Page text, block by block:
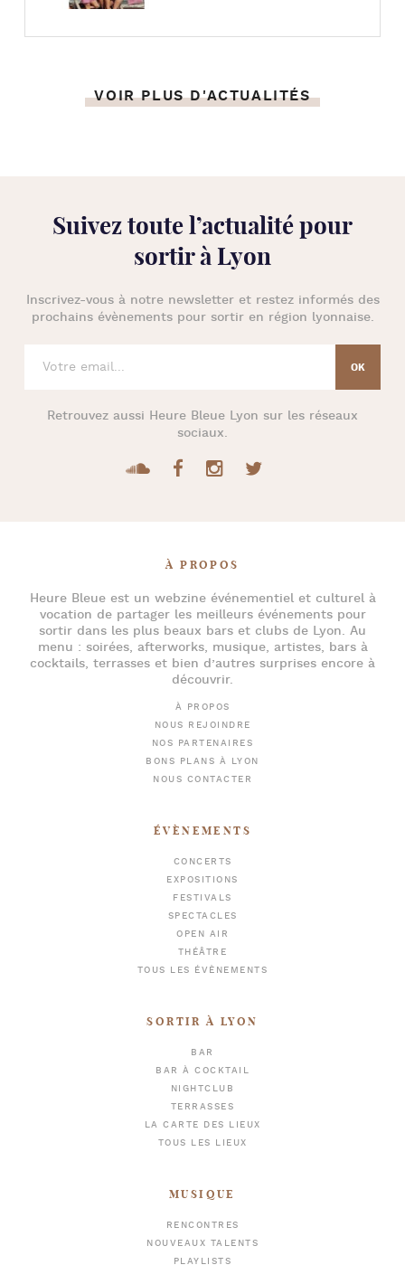
VOIR PLUS D'ACTUALITÉS
Suivez toute l’actualité pour
sortir à Lyon
Inscrivez-vous à notre newsletter et restez informés des
prochains évènements pour sortir en région lyonnaise.
Retrouvez aussi Heure Bleue Lyon sur les réseaux
sociaux.
À PROPOS
Heure Bleueest un webzine événementiel et culturel à
vocation de partager les meilleurs événements pour
sortir dans les plus beaux bars et clubs de Lyon. Au
menu : soirées, afterworks, musique, artistes, bars à
cocktails, terrasses et bien d’autres surprises encore à
découvrir.
À PROPOS
NOUS REJOINDRE
NOS PARTENAIRES
BONS PLANS À LYON
NOUS CONTACTER
ÉVÈNEMENTS
CONCERTS
EXPOSITIONS
FESTIVALS
SPECTACLES
OPEN AIR
THÉÂTRE
TOUS LES ÉVÈNEMENTS
SORTIR À LYON
BAR
BAR À COCKTAIL
NIGHTCLUB
TERRASSES
LA CARTE DES LIEUX
TOUS LES LIEUX
MUSIQUE
RENCONTRES
NOUVEAUX TALENTS
PLAYLISTS